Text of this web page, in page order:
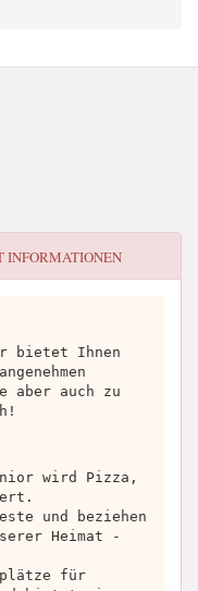
INFORMATIONEN
bietet Ihnen
aber auch zu
wird Pizza,
und beziehen
Heimat -
für